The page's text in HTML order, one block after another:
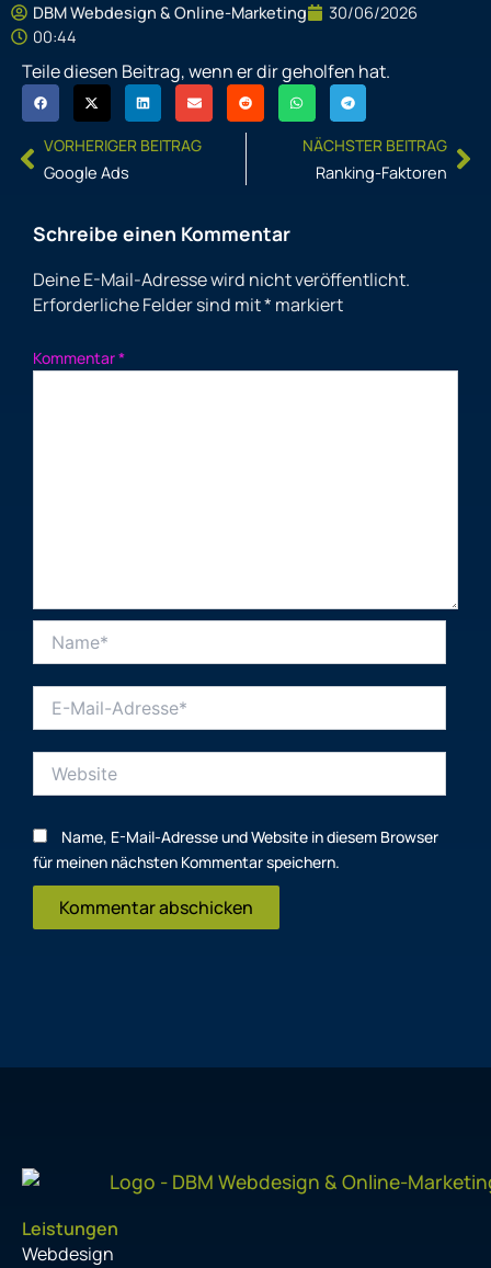
DBM Webdesign & Online-Marketing
30/06/2026
00:44
Teile diesen Beitrag, wenn er dir geholfen hat.
Prev
VORHERIGER BEITRAG
Google Ads
NÄCHSTER BEITRAG
Ranking-Faktoren
Schreibe einen Kommentar
Deine E-Mail-Adresse wird nicht veröffentlicht.
Erforderliche Felder sind mit* markiert
Kommentar*
Mail-
Name, E-Mail-Adresse und Website in diesem Browser
für meinen nächsten Kommentar speichern.
Leistungen
Webdesign